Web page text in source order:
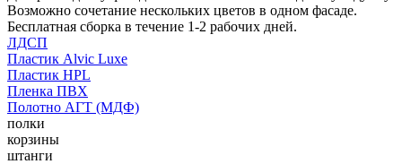
Возможно сочетание нескольких цветов в одном фасаде.
Бесплатная сборка в течение 1-2 рабочих дней.
ЛДСП
Пластик Alvic Luxe
Пластик HPL
Пленка ПВХ
Полотно АГТ (МДФ)
полки
корзины
штанги